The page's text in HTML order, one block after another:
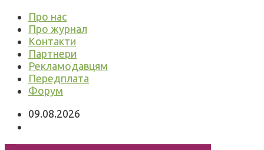
Про нас
Про журнал
Контакти
Партнери
Рекламодавцям
Передплата
Форум
09.08.2026